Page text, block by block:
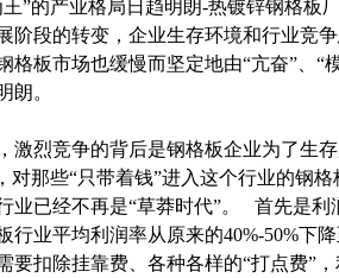
”的产业格局日趋明朗-热镀锌钢格板
阶段的转变，企业生存环境和行业
格板市场也缓慢而坚定地由“亢奋”、“
朗。
激烈竞争的背后是钢格板企业为了生
对那些“只带着钱”进入这个行业的钢
业已经不再是“草莽时代”。 首先是
行业平均利润率从原来的40%-50%下
要扣除挂靠费、各种各样的“打点费”，